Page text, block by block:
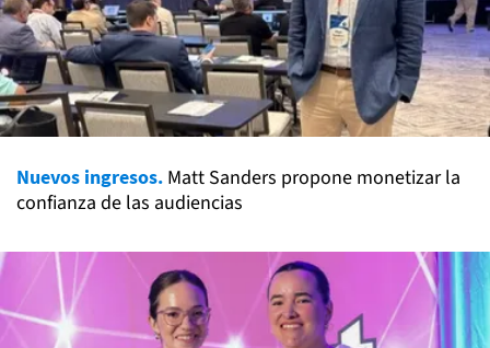
Nuevos ingresos. Matt Sanders propone monetizar la
confianza de las audiencias